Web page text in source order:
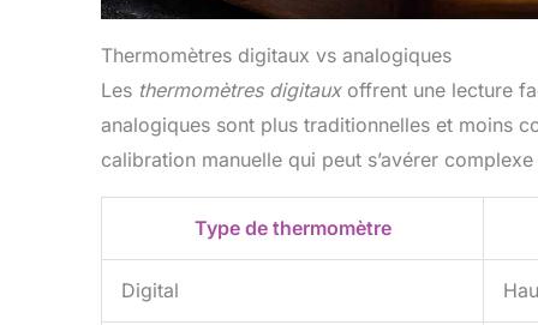
dans votre poche pour un
ThermoPro devient
conserve la même
mission, la même
structure opérationnelle et
les mêmes produits que
de marque ThermoPro ou
donc
Thermomètres digitaux vs analogiques
Les thermomètres digitauxoffrent une lecture
analogiques sont plus traditionnelles et moins
calibration manuelle qui peut s’avérer
Type de thermomètre
Digital